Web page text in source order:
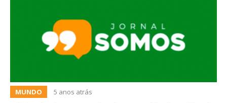
MUNDO 5 anos atrás